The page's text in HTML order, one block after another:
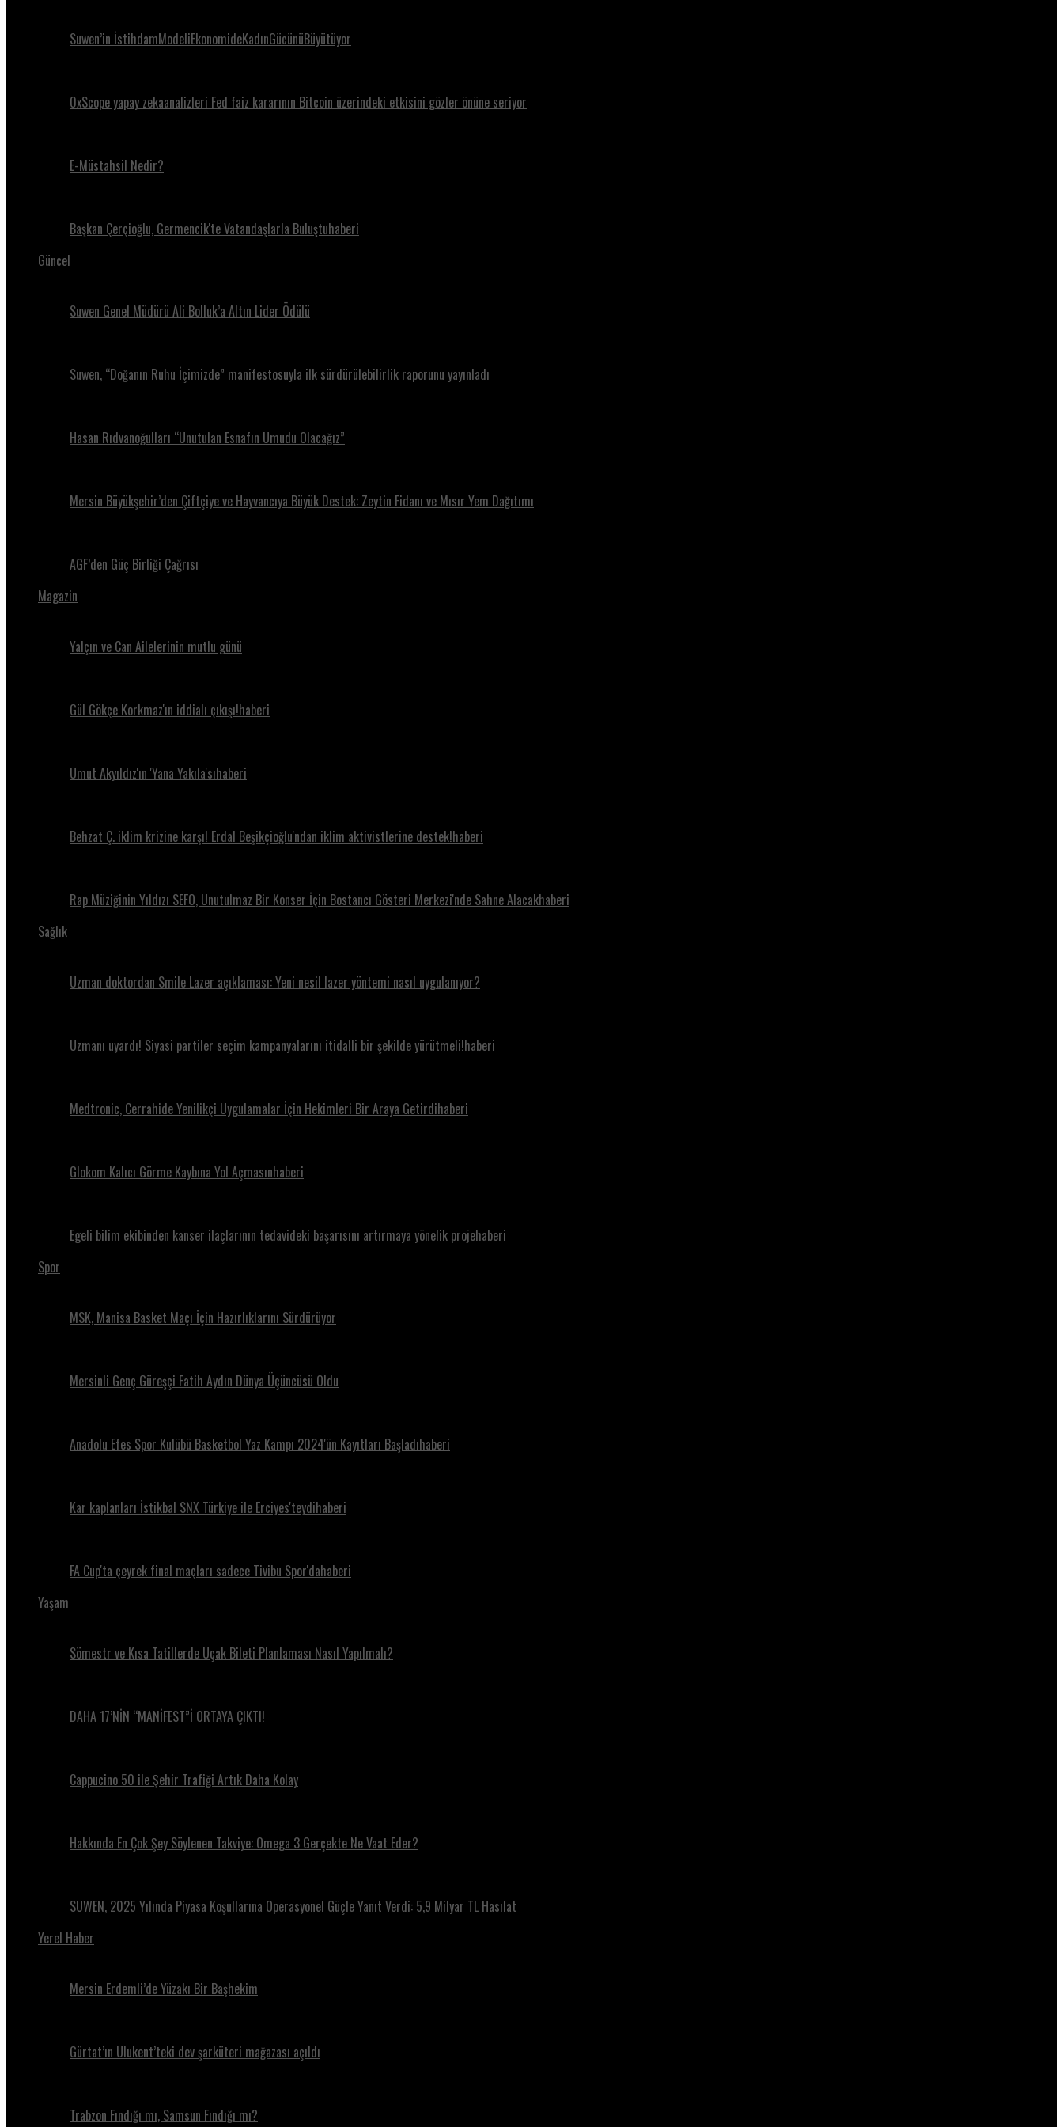
Suwen’in İstihdamModeliEkonomideKadınGücünüBüyütüyor
0xScope yapay zekaanalizleri Fed faiz kararının Bitcoin üzerindeki etkisini gözler önüne seriyor
E-Müstahsil Nedir?
Başkan Çerçioğlu, Germencik'te Vatandaşlarla Buluştuhaberi
Güncel
Suwen Genel Müdürü Ali Bolluk’a Altın Lider Ödülü
Suwen, “Doğanın Ruhu İçimizde” manifestosuyla ilk sürdürülebilirlik raporunu yayınladı
Hasan Rıdvanoğulları “Unutulan Esnafın Umudu Olacağız”
Mersin Büyükşehir’den Çiftçiye ve Hayvancıya Büyük Destek: Zeytin Fidanı ve Mısır Yem Dağıtımı
AGF’den Güç Birliği Çağrısı
Magazin
Yalçın ve Can Ailelerinin mutlu günü
Gül Gökçe Korkmaz'ın iddialı çıkışı!haberi
Umut Akyıldız'ın 'Yana Yakıla'sıhaberi
Behzat Ç. iklim krizine karşı! Erdal Beşikçioğlu'ndan iklim aktivistlerine destek!haberi
Rap Müziğinin Yıldızı SEFO, Unutulmaz Bir Konser İçin Bostancı Gösteri Merkezi'nde Sahne Alacakhaberi
Sağlık
Uzman doktordan Smile Lazer açıklaması: Yeni nesil lazer yöntemi nasıl uygulanıyor?
Uzmanı uyardı! Siyasi partiler seçim kampanyalarını itidalli bir şekilde yürütmeli!haberi
Medtronic, Cerrahide Yenilikçi Uygulamalar İçin Hekimleri Bir Araya Getirdihaberi
Glokom Kalıcı Görme Kaybına Yol Açmasınhaberi
Egeli bilim ekibinden kanser ilaçlarının tedavideki başarısını artırmaya yönelik projehaberi
Spor
MSK, Manisa Basket Maçı İçin Hazırlıklarını Sürdürüyor
Mersinli Genç Güreşçi Fatih Aydın Dünya Üçüncüsü Oldu
Anadolu Efes Spor Kulübü Basketbol Yaz Kampı 2024'ün Kayıtları Başladıhaberi
Kar kaplanları İstikbal SNX Türkiye ile Erciyes'teydihaberi
FA Cup'ta çeyrek final maçları sadece Tivibu Spor'dahaberi
Yaşam
Sömestr ve Kısa Tatillerde Uçak Bileti Planlaması Nasıl Yapılmalı?
DAHA 17’NİN “MANİFEST”İ ORTAYA ÇIKTI!
Cappucino 50 ile Şehir Trafiği Artık Daha Kolay
Hakkında En Çok Şey Söylenen Takviye: Omega 3 Gerçekte Ne Vaat Eder?
SUWEN, 2025 Yılında Piyasa Koşullarına Operasyonel Güçle Yanıt Verdi: 5,9 Milyar TL Hasılat
Yerel Haber
Mersin Erdemli’de Yüzakı Bir Başhekim
Gürtat’ın Ulukent’teki dev şarküteri mağazası açıldı
Trabzon Fındığı mı, Samsun Fındığı mı?